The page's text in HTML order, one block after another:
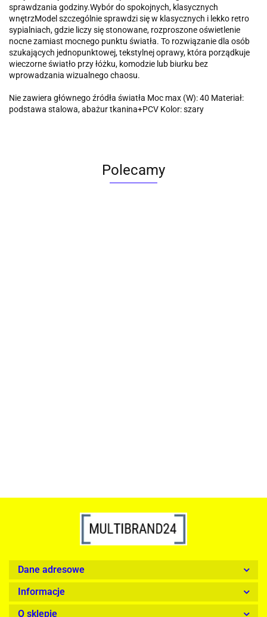
sprawdzania godziny.Wybór do spokojnych, klasycznych
wnętrzModel szczególnie sprawdzi się w klasycznych i lekko retro
sypialniach, gdzie liczy się stonowane, rozproszone oświetlenie
nocne zamiast mocnego punktu światła. To rozwiązanie dla osób
szukających jednopunktowej, tekstylnej oprawy, która porządkuje
wieczorne światło przy łóżku, komodzie lub biurku bez
wprowadzania wizualnego chaosu.
Nie zawiera głównego źródła światła Moc max (W): 40 Materiał:
podstawa stalowa, abażur tkanina+PCV Kolor: szary
Polecamy
Dane adresowe
Informacje
O sklepie